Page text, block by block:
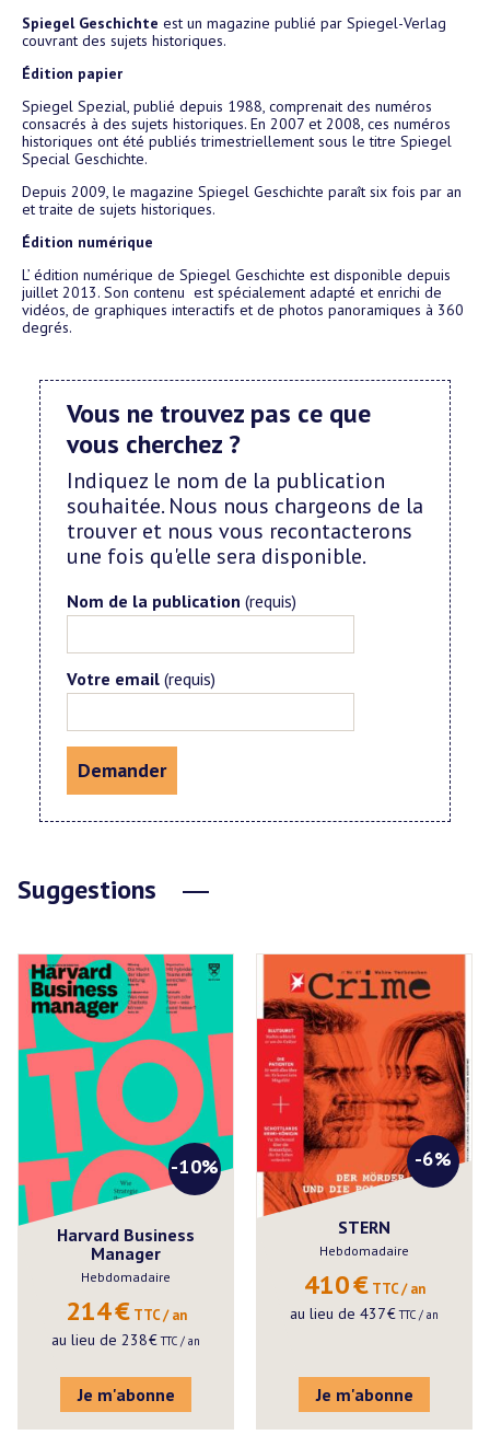
Spiegel Geschichte est un magazine publié par Spiegel-Verlag
couvrant des sujets historiques.
Édition papier
Spiegel Spezial, publié depuis 1988, comprenait des numéros
consacrés à des sujets historiques. En 2007 et 2008, ces numéros
historiques ont été publiés trimestriellement sous le titre Spiegel
Special Geschichte.
Depuis 2009, le magazine Spiegel Geschichte paraît six fois par an
et traite de sujets historiques.
Édition numérique
L’ édition numérique de Spiegel Geschichte est disponible depuis
juillet 2013. Son contenu est spécialement adapté et enrichi de
vidéos, de graphiques interactifs et de photos panoramiques à 360
degrés.
Vous ne trouvez pas ce que
vous cherchez ?
Indiquez le nom de la publication
souhaitée. Nous nous chargeons de la
trouver et nous vous recontacterons
une fois qu'elle sera disponible.
Nom de la publication (requis)
Votre email (requis)
Suggestions
-10%
Harvard Business
Manager
Hebdomadaire
214€ TTC / an
au lieu de 238€ TTC / an
Je m'abonne
-6%
STERN
Hebdomadaire
410€ TTC / an
au lieu de 437€ TTC / an
Je m'abonne